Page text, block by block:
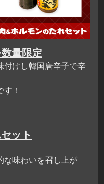
量限定
付けし韓国唐辛子で辛
！
ット
な味わいを召し上が